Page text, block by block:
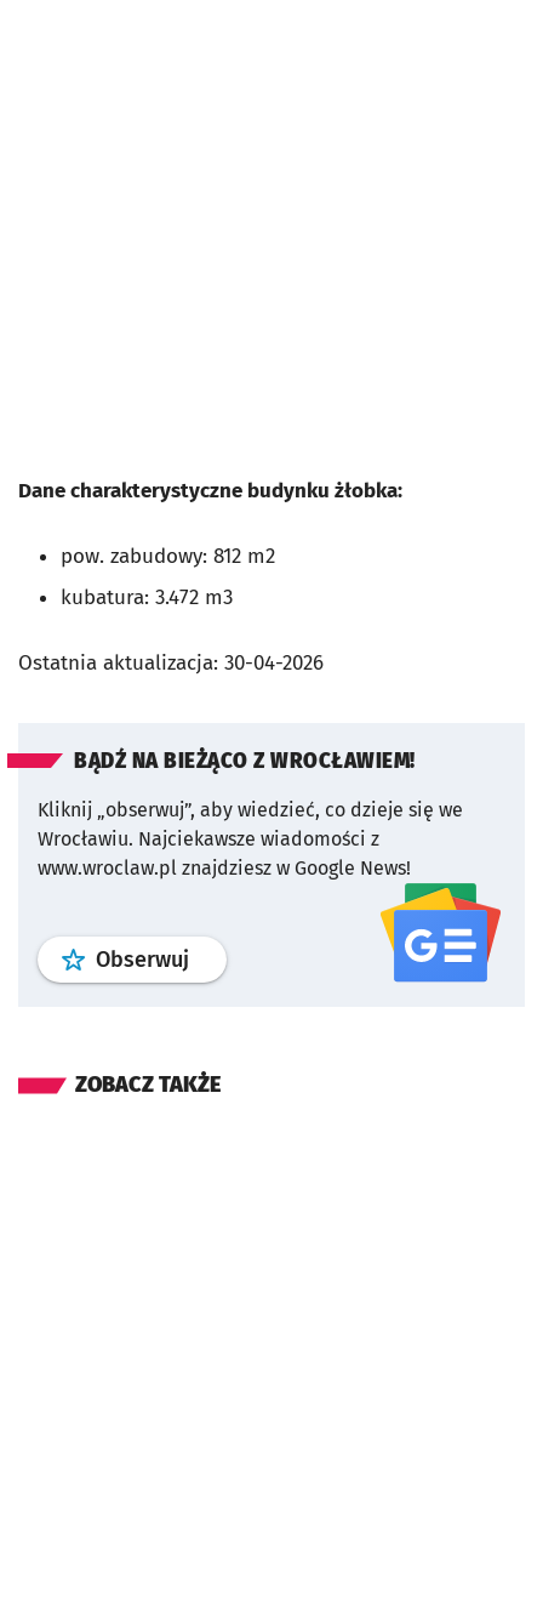
Dane charakterystyczne budynku żłobka:
pow. zabudowy: 812 m2
kubatura: 3.472 m3
Ostatnia aktualizacja: 30-04-2026
BĄDŹ NA BIEŻĄCO Z WROCŁAWIEM!
Kliknij „obserwuj”, aby wiedzieć, co dzieje się we
Wrocławiu. Najciekawsze wiadomości z
www.wroclaw.pl znajdziesz w Google News!
Obserwuj profil serwisu
ZOBACZ TAKŻE